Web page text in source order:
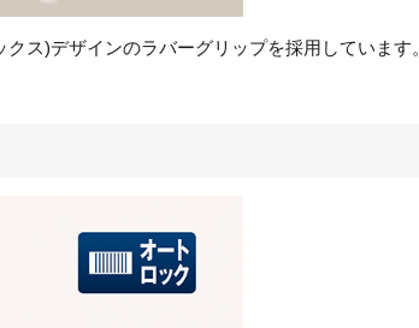
ス)デザインのラバーグリップを採用していま